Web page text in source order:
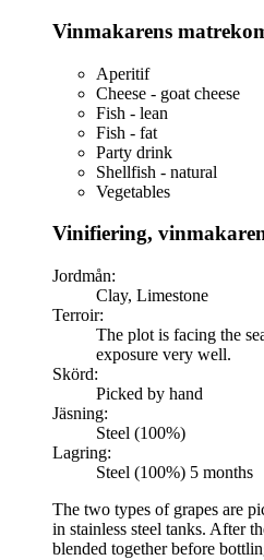
Vinmakarens
Aperitif
Cheese - goat cheese
Fish - lean
Fish - fat
Party drink
Shellfish - natural
Vegetables
Vinifiering,
Jordmån:
Clay, Limestone
Terroir:
The plot is facing the
exposure very well.
Skörd:
Picked by hand
Jäsning:
Steel (100%)
Lagring:
Steel (100%) 5 months
The two types of grapes are
in stainless steel tanks. After
blended together before